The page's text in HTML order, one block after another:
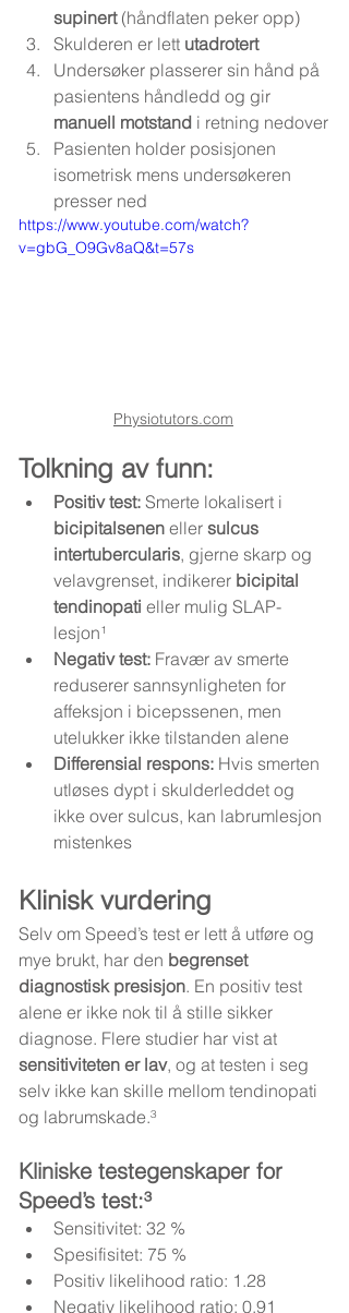
supinert (håndflaten peker opp)
Skulderen er lett utadrotert
Undersøker plasserer sin hånd på
pasientens håndledd og gir
manuell motstand i retning nedover
Pasienten holder posisjonen
isometrisk mens undersøkeren
presser ned
https://www.youtube.com/watch?
v=gbG_O9Gv8aQ&t=57s
Physiotutors.com
Tolkning av funn:
Positiv test: Smerte lokalisert i
bicipitalsenen eller sulcus
intertubercularis, gjerne skarp og
velavgrenset, indikerer bicipital
tendinopati eller mulig SLAP-
lesjon¹
Negativ test: Fravær av smerte
reduserer sannsynligheten for
affeksjon i bicepssenen, men
utelukker ikke tilstanden alene
Differensial respons: Hvis smerten
utløses dypt i skulderleddet og
ikke over sulcus, kan labrumlesjon
mistenkes
Klinisk vurdering
Selv om Speed’s test er lett å utføre og
mye brukt, har den begrenset
diagnostisk presisjon. En positiv test
alene er ikke nok til å stille sikker
diagnose. Flere studier har vist at
sensitiviteten er lav, og at testen i seg
selv ikke kan skille mellom tendinopati
og labrumskade.³
Kliniske testegenskaper for
Speed’s test:³
Sensitivitet: 32 %
Spesifisitet: 75 %
Positiv likelihood ratio: 1.28
Negativ likelihood ratio: 0.91